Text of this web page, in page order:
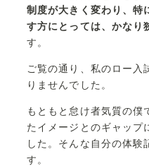
制度が大きく変わり、特
す方にとっては、かなり
す。
ご覧の通り、私のロー入
りませんでした。
もともと怠け者気質の僕
たイメージとのギャップ
した。そんな自分の体験
す。